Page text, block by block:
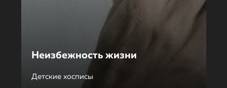
Неизбежность жизни
Детские хосписы